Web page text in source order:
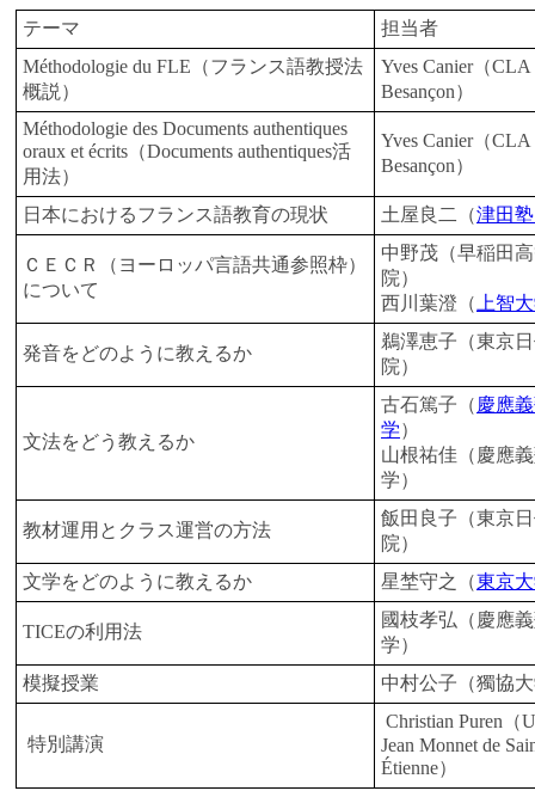
テーマ
担当者
Méthodologie du FLE（フランス語教授法
概説）
Yves Canier（CLA
Besançon）
Méthodologie des Documents authentiques
oraux et écrits（Documents authentiques活
用法）
Yves Canier（CLA
Besançon）
日本におけるフランス語教育の現状 土屋良二（津田
ＣＥＣＲ（ヨーロッパ言語共通参照枠）
について
中野茂（早稲田
院）
西川葉澄（ 上智
発音をどのように教えるか
鵜澤恵子（東京
院）
文法をどう教えるか
古石篤子（ 慶應
学）
山根祐佳（慶應
学）
教材運用とクラス運営の方法
飯田良子（東京
院）
文学をどのように教えるか
星埜守之（東京
TICEの利用法
國枝孝弘（慶應
学）
模擬授業
中村公子（獨協
特別講演
Christian Puren（
Jean Monnet de
Étienne）